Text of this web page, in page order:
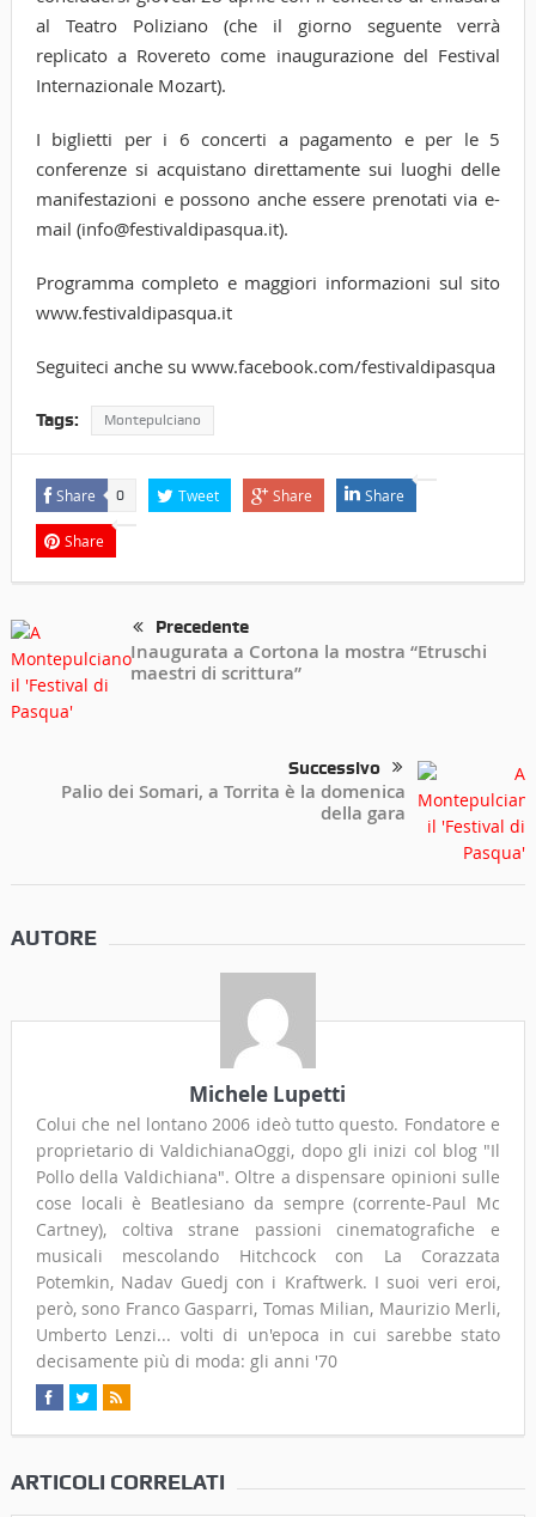
al Teatro Poliziano (che il giorno seguente verrà
replicato a Rovereto come inaugurazione del Festival
Internazionale Mozart).
I biglietti per i 6 concerti a pagamento e per le 5
conferenze si acquistano direttamente sui luoghi delle
manifestazioni e possono anche essere prenotati via e-
mail (info@festivaldipasqua.it).
Programma completo e maggiori informazioni sul sito
www.festivaldipasqua.it
Seguiteci anche su www.facebook.com/festivaldipasqua
Tags: Montepulciano
Share 0 Tweet Share Share
Share
Precedente
Inaugurata a Cortona la mostra “Etruschi
maestri di scrittura”
Successivo
Palio dei Somari, a Torrita è la domenica
della gara
AUTORE
Michele Lupetti
Colui che nel lontano 2006 ideò tutto questo. Fondatore e
proprietario di ValdichianaOggi, dopo gli inizi col blog "Il
Pollo della Valdichiana". Oltre a dispensare opinioni sulle
cose locali è Beatlesiano da sempre (corrente-Paul Mc
Cartney), coltiva strane passioni cinematografiche e
musicali mescolando Hitchcock con La Corazzata
Potemkin, Nadav Guedj con i Kraftwerk. I suoi veri eroi,
però, sono Franco Gasparri, Tomas Milian, Maurizio Merli,
Umberto Lenzi... volti di un'epoca in cui sarebbe stato
decisamente più di moda: gli anni '70
ARTICOLI CORRELATI